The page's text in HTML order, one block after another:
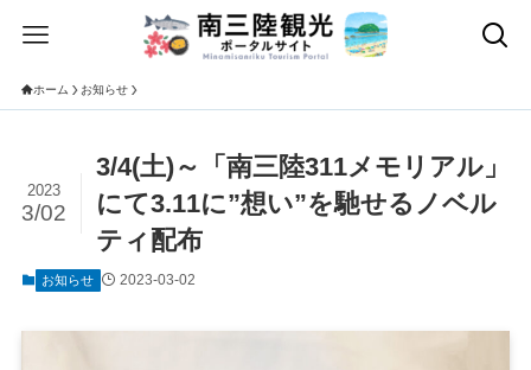
ホーム お知らせ
3/4(土)～「南三陸311メモリアル」
にて3.11に”想い”を馳せるノベル
ティ配布
2023
3/02
お知らせ 2023-03-02